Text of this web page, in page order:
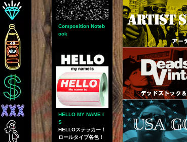
Composition Noteb
ook
HELLO MY NAME I
S
HELLOステッカー！
ロールタイプ各色！